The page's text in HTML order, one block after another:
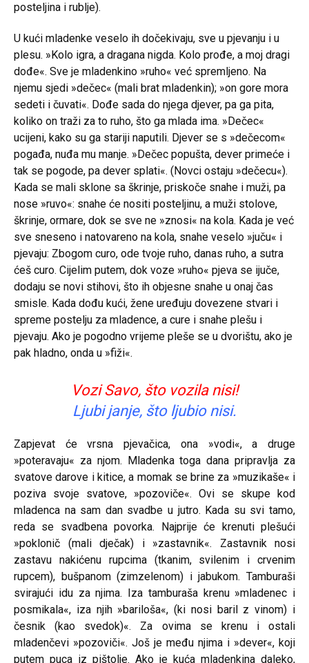
posteljina i rublje).
U kući mladenke veselo ih dočekivaju, sve u pjevanju i u
plesu. »Kolo igra, a dragana nigda. Kolo prođe, a moj dragi
dođe«. Sve je mladenkino »ruho« već spremljeno. Na
njemu sjedi »dečec« (mali brat mladenkin); »on gore mora
sedeti i čuvati«. Dođe sada do njega djever, pa ga pita,
koliko on traži za to ruho, što ga mlada ima. »Dečec«
ucijeni, kako su ga stariji naputili. Djever se s »dečecom«
pogađa, nuđa mu manje. »Dečec popušta, dever primeće i
tak se pogode, pa dever splati«. (Novci ostaju »dečecu«).
Kada se mali sklone sa škrinje, priskoče snahe i muži, pa
nose »ruvo«: snahe će nositi posteljinu, a muži stolove,
škrinje, ormare, dok se sve ne »znosi« na kola. Kada je već
sve sneseno i natovareno na kola, snahe veselo »juču« i
pjevaju: Zbogom curo, ode tvoje ruho, danas ruho, a sutra
ćeš curo. Cijelim putem, dok voze »ruho« pjeva se ijuče,
dodaju se novi stihovi, što ih objesne snahe u onaj čas
smisle. Kada dođu kući, žene uređuju dovezene stvari i
spreme postelju za mladence, a cure i snahe plešu i
pjevaju. Ako je pogodno vrijeme pleše se u dvorištu, ako je
pak hladno, onda u »fiži«.
Vozi Savo, što vozila nisi!
Ljubi janje, što ljubio nisi.
Zapjevat će vrsna pjevačica, ona »vodi«, a druge
»poteravaju« za njom. Mladenka toga dana pripravlja za
svatove darove i kitice, a momak se brine za »muzikaše« i
poziva svoje svatove, »pozoviče«. Ovi se skupe kod
mladenca na sam dan svadbe u jutro. Kada su svi tamo,
reda se svadbena povorka. Najprije će krenuti plešući
»poklonič (mali dječak) i »zastavnik«. Zastavnik nosi
zastavu nakićenu rupcima (tkanim, svilenim i crvenim
rupcem), bušpanom (zimzelenom) i jabukom. Tamburaši
svirajući idu za njima. Iza tamburaša krenu »mladenec i
posmikala«, iza njih »bariloša«, (ki nosi baril z vinom) i
česnik (kao svedok)«. Za ovima se krenu i ostali
mladenčevi »pozoviči«. Još je među njima i »dever«, koji
putem puca iz pištolje. Ako je kuća mladenkina daleko,